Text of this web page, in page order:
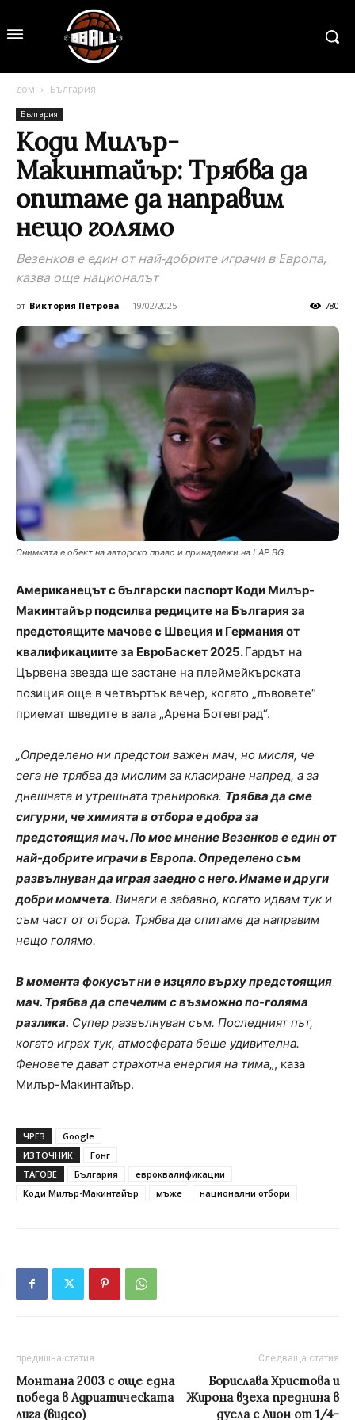
дом България
България
Коди Милър-
Макинтайър: Трябва да
опитаме да направим
нещо голямо
Везенков е един от най-добрите играчи в Европа,
казва още националът
от Виктория Петрова - 19/02/2025 780
Снимката е обект на авторско право и принадлежи на LAP.BG
Aмериканецът с български паспорт Коди Милър-
Макинтайър подсилва редиците на България за
предстоящите мачове с Швеция и Германия от
квалификациите за ЕвроБаскет 2025.Гардът на
Цървена звезда ще застане на плеймейкърската
позиция още в четвъртък вечер, когато „лъвовете“
приемат шведите в зала „Арена Ботевград“.
„Определено ни предстои важен мач, но мисля, че
сега не трябва да мислим за класиране напред, а за
днешната и утрешната тренировка. Трябва да сме
сигурни, че химията в отбора е добра за
предстоящия мач. По мое мнение Везенков е един от
най-добрите играчи в Европа. Определено съм
развълнуван да играя заедно с него. Имаме и други
добри момчета. Винаги е забавно, когато идвам тук и
съм част от отбора. Трябва да опитаме да направим
нещо голямо.
В момента фокусът ни е изцяло върху предстоящия
мач. Трябва да спечелим с възможно по-голяма
разлика. Супер развълнуван съм. Последният път,
когато играх тук, атмосферата беше удивителна.
Феновете дават страхотна енергия на тима„, каза
Милър-Макинтайър.
ЧРЕЗ
Google
ИЗТОЧНИК
Гонг
ТАГОВЕ
България
евроквалификации
Коди Милър-Макинтайър
мъже национални отбори
предишна статия
Монтана 2003 с още една
победа в Адриатическата
лига (видео)
Следваща статия
Борислава Христова и
Жирона взеха преднина в
дуела с Лион от 1/4-